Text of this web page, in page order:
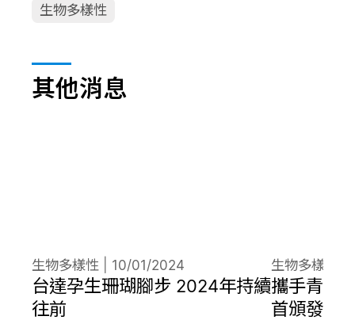
生物多樣性
其他消息
台達孕生珊瑚腳步 2024年持續
往前
生物多樣性 | 10/01/2024
攜手青年
首頒發珊
生物多樣性 |